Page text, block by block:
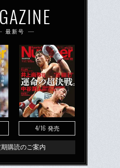
最新号
4/16 発売
購読のご案内